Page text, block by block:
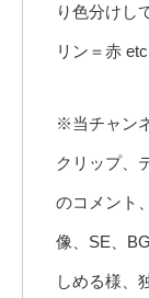
り色分けし
リン＝赤
※当チャン
クリップ、
のコメント
像、SE、
しめる様、